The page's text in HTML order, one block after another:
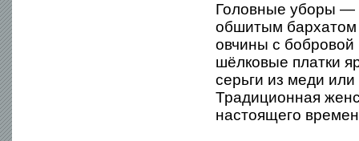
Головные уборы —
обшитым бархатом
овчины с бобровой
шёлковые платки
серьги из меди
Традиционная
настоящего